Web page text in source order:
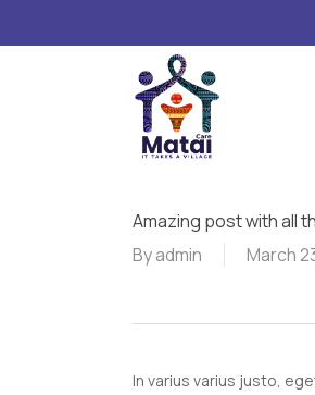
to
Amazing post with all
Byadmin March
In varius varius justo,